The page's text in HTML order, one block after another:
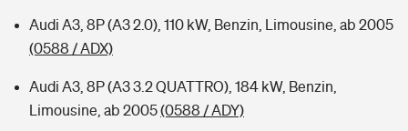
Audi A3, 8P (A3 2.0), 110 kW, Benzin, Limousine, ab 2005
(0588 / ADX)
Audi A3, 8P (A3 3.2 QUATTRO), 184 kW, Benzin,
Limousine, ab 2005(0588 / ADY)